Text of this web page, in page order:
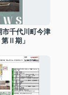
市千代川町今津
Ⅱ期」